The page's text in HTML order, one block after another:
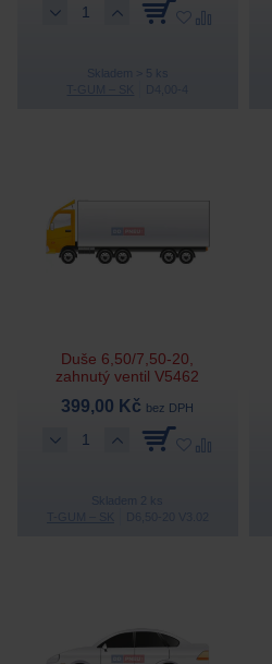
Skladem > 5 ks
Duše 6,50/7,50-20,
zahnutý ventil V5462
399,00 Kč bez DPH
Skladem 2 ks